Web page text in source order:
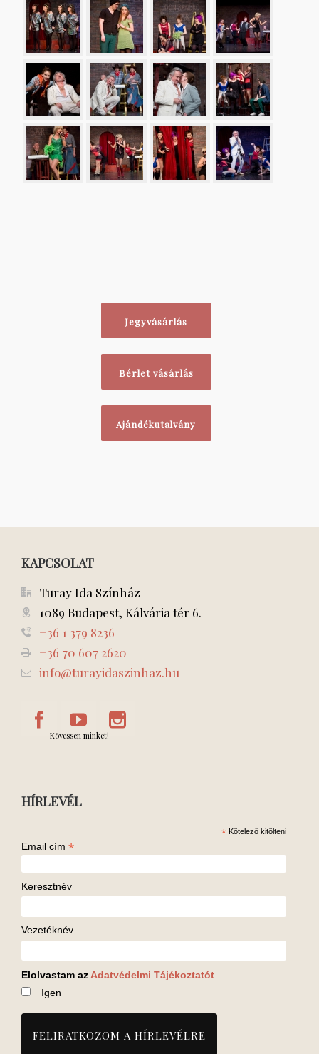
Jegyvásárlás
Bérlet vásárlás
Ajándékutalvány
KAPCSOLAT
Turay Ida Színház
1089 Budapest, Kálvária tér 6.
+36 1 379 8236
+36 70 607 2620
info@turayidaszinhaz.hu
Kövessen minket!
HÍRLEVÉL
* Kötelező kitölteni
Email cím *
Keresztnév
Vezetéknév
Elolvastam az Adatvédelmi Tájékoztatót
Igen